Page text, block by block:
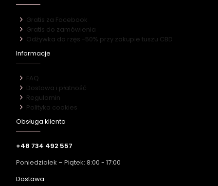
Gratis za Facebook
Gratis do zamówienia
Odżywka do rzęs -50% przy zakupie tuszu CBD
Informacje
FAQ
Dostawa i płatność
Regulamin
Polityka cookies
Obsługa klienta
+48 734 492 557
Poniedziałek – Piątek: 8:00 - 17:00
Dostawa